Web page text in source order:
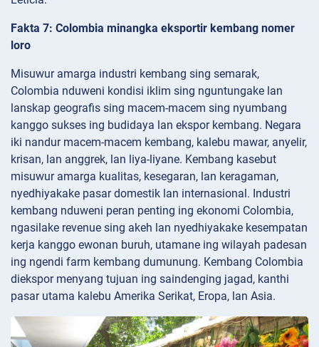
Fakta 7: Colombia minangka eksportir kembang nomer
loro
Misuwur amarga industri kembang sing semarak,
Colombia nduweni kondisi iklim sing nguntungake lan
lanskap geografis sing macem-macem sing nyumbang
kanggo sukses ing budidaya lan ekspor kembang. Negara
iki nandur macem-macem kembang, kalebu mawar, anyelir,
krisan, lan anggrek, lan liya-liyane. Kembang kasebut
misuwur amarga kualitas, kesegaran, lan keragaman,
nyedhiyakake pasar domestik lan internasional. Industri
kembang nduweni peran penting ing ekonomi Colombia,
ngasilake revenue sing akeh lan nyedhiyakake kesempatan
kerja kanggo ewonan buruh, utamane ing wilayah padesan
ing ngendi farm kembang dumunung. Kembang Colombia
diekspor menyang tujuan ing saindenging jagad, kanthi
pasar utama kalebu Amerika Serikat, Eropa, lan Asia.